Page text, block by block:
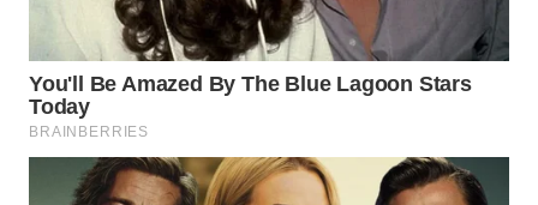
WN
PAKPAK
KARAWANG